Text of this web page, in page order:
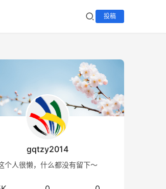
投稿
gqtzy2014
个人很懒，什么都没有留下～